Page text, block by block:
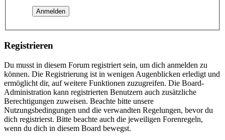
Registrieren
Du musst in diesem Forum registriert sein, um dich anmelden zu
können. Die Registrierung ist in wenigen Augenblicken erledigt und
ermöglicht dir, auf weitere Funktionen zuzugreifen. Die Board-
Administration kann registrierten Benutzern auch zusätzliche
Berechtigungen zuweisen. Beachte bitte unsere
Nutzungsbedingungen und die verwandten Regelungen, bevor du
dich registrierst. Bitte beachte auch die jeweiligen Forenregeln,
wenn du dich in diesem Board bewegst.